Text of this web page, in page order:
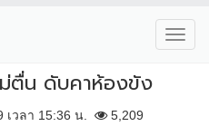
ตื่น ดับคาห้องขัง
เวลา 15:36 น. 5,209